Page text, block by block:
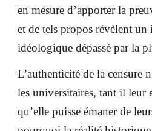
en mesure d’apporter la
et de tels propos révèlent un
idéologique dépassé par la
L’authenticité de la censure
les universitaires, tant il leur
qu’elle puisse émaner de